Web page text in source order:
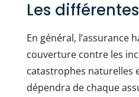
Les
En général, l’assurance
couverture contre les
catastrophes naturelles
dépendra de chaque